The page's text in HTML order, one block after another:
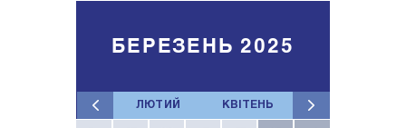
ЛЮТИЙ КВІТЕНЬ
БЕРЕЗЕНЬ 2025